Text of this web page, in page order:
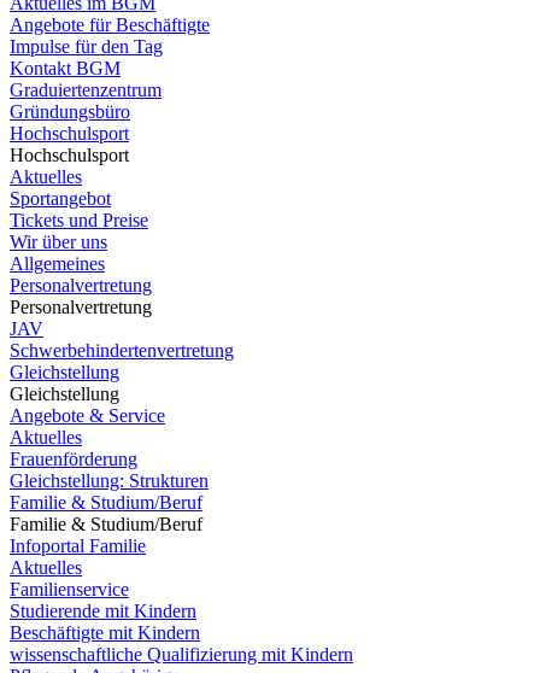
Angebote für Beschäftigte
Impulse für den Tag
Kontakt BGM
Graduiertenzentrum
Gründungsbüro
Hochschulsport
Hochschulsport
Aktuelles
Sportangebot
Tickets und Preise
Wir über uns
Allgemeines
Personalvertretung
Personalvertretung
JAV
Schwerbehindertenvertretung
Gleichstellung
Gleichstellung
Angebote & Service
Aktuelles
Frauenförderung
Gleichstellung: Strukturen
Familie & Studium/Beruf
Familie & Studium/Beruf
Infoportal Familie
Aktuelles
Familienservice
Studierende mit Kindern
Beschäftigte mit Kindern
wissenschaftliche Qualifizierung mit Kindern